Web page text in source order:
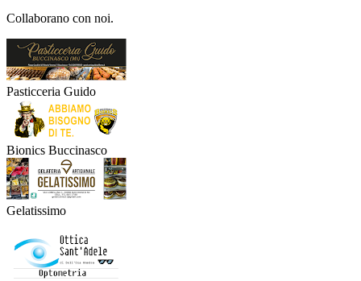
Collaborano con noi.
Pasticceria Guido
Bionics Buccinasco
Gelatissimo